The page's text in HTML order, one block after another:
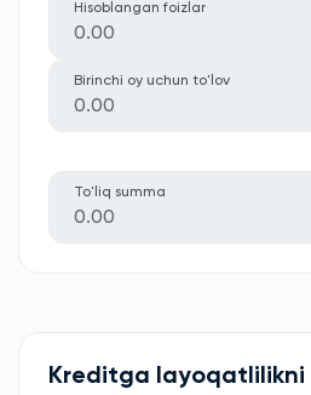
Hisoblangan foizlar
0.00
Birinchi oy uchun to'lov
0.00
To'liq summa
0.00
Kreditga layoqatlilikni